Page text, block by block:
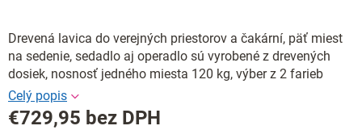
Drevená lavica do verejných priestorov a čakární, päť miest
na sedenie, sedadlo aj operadlo sú vyrobené z drevených
dosiek, nosnosť jedného miesta 120 kg, výber z 2 farieb
€729,95 bez DPH